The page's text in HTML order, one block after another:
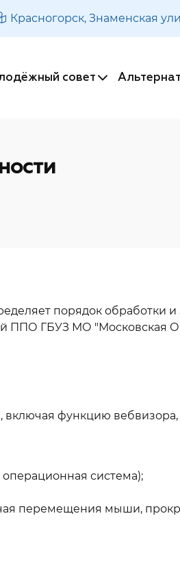
Красногорск, Знаменская
совет x
порядок обработки
ППО ГБУЗ МО "Московская
включая функцию
система);
перемещения мыши,